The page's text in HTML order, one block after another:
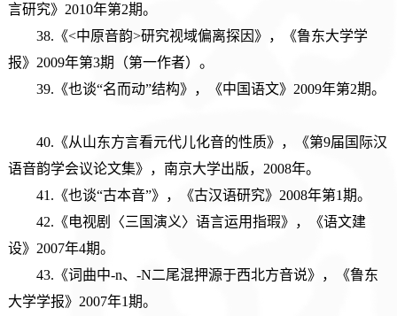
言研究》2010年第2期。
38.《<中原音韵>研究视域偏离探因》，《鲁东大学学
报》2009年第3期（第一作者）。
39.《也谈“名而动”结构》，《中国语文》2009年第2期。
40.《从山东方言看元代儿化音的性质》，《第9届国际汉
语音韵学会议论文集》，南京大学出版，2008年。
41.《也谈“古本音”》，《古汉语研究》2008年第1期。
42.《电视剧〈三国演义〉语言运用指瑕》，《语文建
设》2007年4期。
43.《词曲中-n、-N二尾混押源于西北方音说》，《鲁东
大学学报》2007年1期。